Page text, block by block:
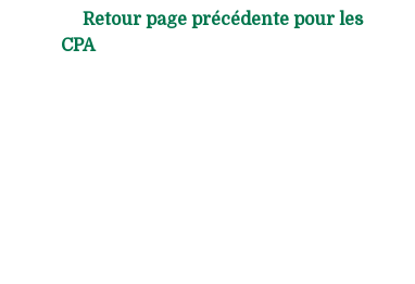
Retour page précédente pour les
CPA